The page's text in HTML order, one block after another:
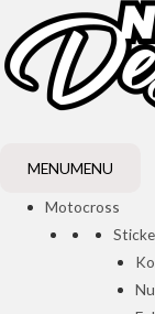
MENUMENU
Motocross